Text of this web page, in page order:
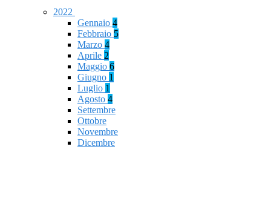
2022
Gennaio 4
Febbraio 5
Marzo 4
Aprile 2
Maggio 6
Giugno 1
Luglio 1
Agosto 4
Settembre
Ottobre
Novembre
Dicembre